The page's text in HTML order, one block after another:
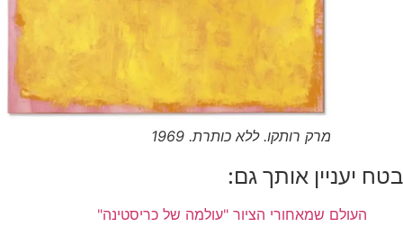
מרק רותקו. ללא כותרת. 1969
בטח יעניין אותך גם:
העולם שמאחורי הציור "עולמה של כריסטינה"